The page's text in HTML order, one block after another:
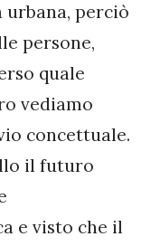
perciò
persone,
quale
vediamo
concettuale.
il futuro
e visto che il